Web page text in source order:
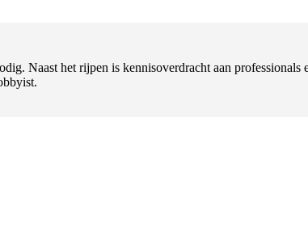
Naast het rijpen is kennisoverdracht aan